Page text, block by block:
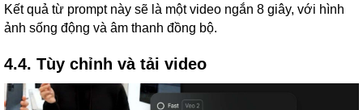
Kết quả từ prompt này sẽ là một video ngắn 8 giây, với hình
ảnh sống động và âm thanh đồng bộ.
4.4. Tùy chỉnh và tải video